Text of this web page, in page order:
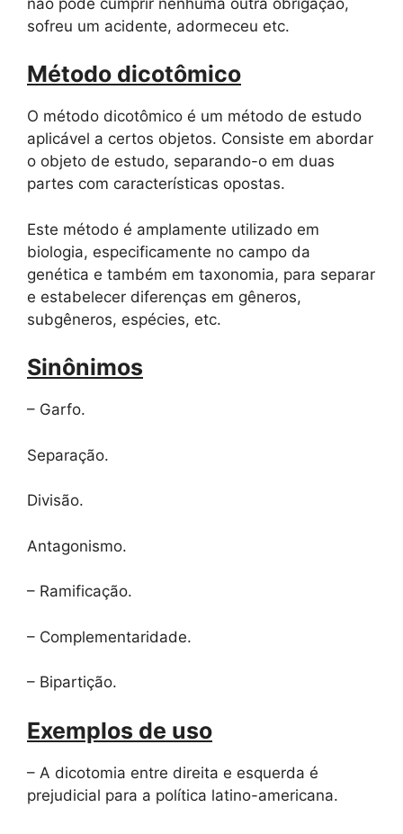
sofreu um acidente, adormeceu etc.
Método dicotômico
O método dicotômico é um método de estudo
aplicável a certos objetos. Consiste em abordar
o objeto de estudo, separando-o em duas
partes com características opostas.
Este método é amplamente utilizado em
biologia, especificamente no campo da
genética e também em taxonomia, para separar
e estabelecer diferenças em gêneros,
subgêneros, espécies, etc.
Sinônimos
– Garfo.
Separação.
Divisão.
Antagonismo.
– Ramificação.
– Complementaridade.
– Bipartição.
Exemplos de uso
– A dicotomia entre direita e esquerda é
prejudicial para a política latino-americana.